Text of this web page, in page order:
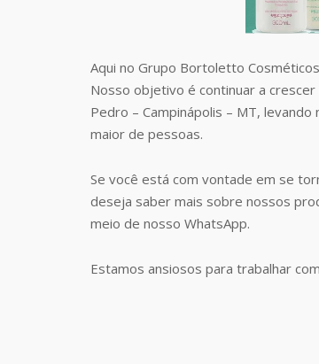
Aqui no Grupo Bortoletto
Nosso objetivo é continuar a
Pedro – Campinápolis – MT,
maior de pessoas.
Se você está com vontade em se
deseja saber mais sobre nossos
meio de nosso WhatsApp.
Estamos ansiosos para trabalhar